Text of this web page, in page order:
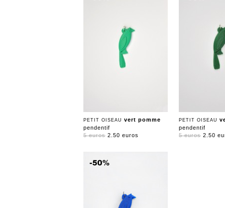
PETIT OISEAU vert pomme
pendentif
5 euros 2.50 euros
PETIT OISEAU
pendentif
5 euros 2.50